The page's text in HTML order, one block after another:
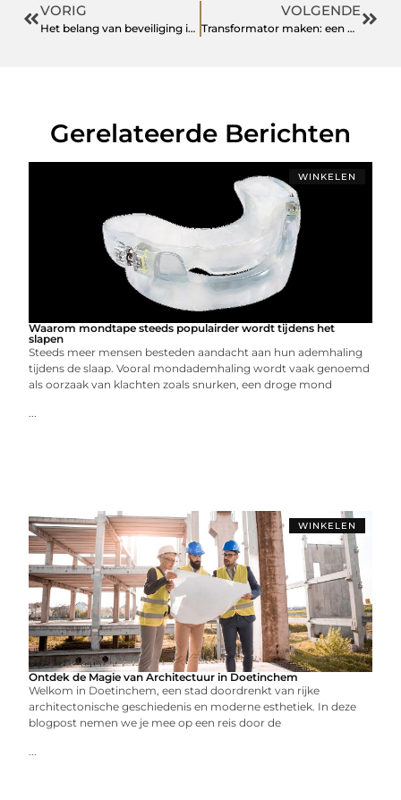
VORIG
Het belang van beveiliging in de retailsector
VOLGENDE
Transformator maken: een preciesproces
Gerelateerde Berichten
WINKELEN
Waarom mondtape steeds populairder wordt tijdens het
slapen
Steeds meer mensen besteden aandacht aan hun ademhaling
tijdens de slaap. Vooral mondademhaling wordt vaak genoemd
als oorzaak van klachten zoals snurken, een droge mond
...
WINKELEN
Ontdek de Magie van Architectuur in Doetinchem
Welkom in Doetinchem, een stad doordrenkt van rijke
architectonische geschiedenis en moderne esthetiek. In deze
blogpost nemen we je mee op een reis door de
...